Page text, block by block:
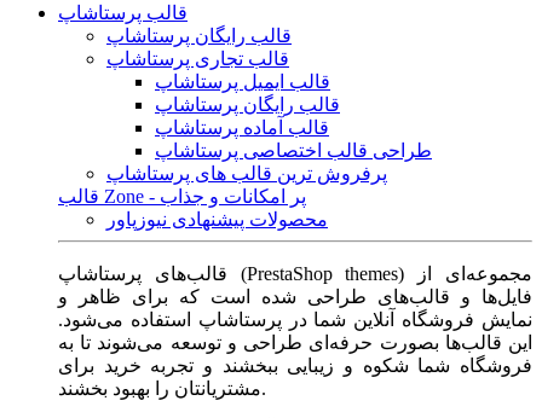
قالب پرستاشاپ
قالب رایگان پرستاشاپ
قالب تجاری پرستاشاپ
قالب ایمیل پرستاشاپ
قالب رایگان پرستاشاپ
قالب آماده پرستاشاپ
طراحی قالب اختصاصی پرستاشاپ
پرفروش ترین قالب های پرستاشاپ
قالب Zone - پر امکانات و جذاب
محصولات پیشنهادی نیوزپاور
قالب‌های پرستاشاپ (PrestaShop themes) مجموعه‌ای از
فایل‌ها و قالب‌های طراحی شده است که برای ظاهر و
نمایش فروشگاه آنلاین شما در پرستاشاپ استفاده می‌شود.
این قالب‌ها بصورت حرفه‌ای طراحی و توسعه می‌شوند تا به
فروشگاه شما شکوه و زیبایی ببخشند و تجربه خرید برای
مشتریانتان را بهبود بخشند.